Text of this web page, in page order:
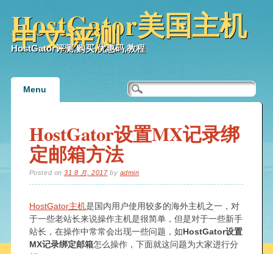
HostGator美国主机
中文评测
HostGator评测,购买,优惠码,教程
Main menu
Menu
HostGator设置MX记录绑
定邮箱方法
Posted on31 8 月, 2017 by admin
HostGator主机是国内用户使用较多的海外主机之一，对
于一些老站长来说操作主机是很简单，但是对于一些新手
站长，在操作中常常会出现一些问题，如HostGator设置
MX记录绑定邮箱怎么操作，下面就这问题为大家进行分